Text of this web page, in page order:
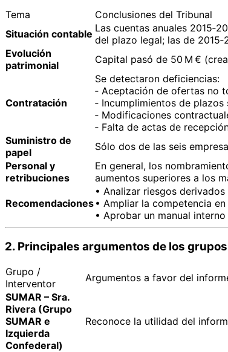
Tema
Conclusiones del Tribunal
Situación contable Las cuentas anuales
del plazo legal; las de
Evolución
patrimonial
Capital pasó de 50 M €
Contratación
Se detectaron deficiencias:
‑ Aceptación de ofertas no
‑ Incumplimientos de
‑ Modificaciones
‑ Falta de actas de
Suministro de
papel
Sólo dos de las seis
Personal y
retribuciones
En general, los
aumentos superiores a los
Recomendaciones
• Analizar riesgos
• Ampliar la competencia
• Aprobar un manual
2. Principales argumentos de los
Grupo /
Interventor
Argumentos a favor del
SUMAR – Sra.
Rivera (Grupo
SUMAR e
Izquierda
Confederal)
Reconoce la utilidad del